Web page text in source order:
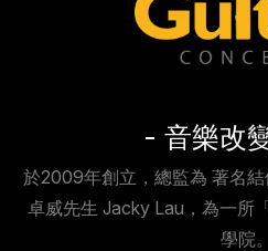
- 音樂改
於2009年創立，總監為 著名
卓威先生 Jacky Lau，為一所
學院。